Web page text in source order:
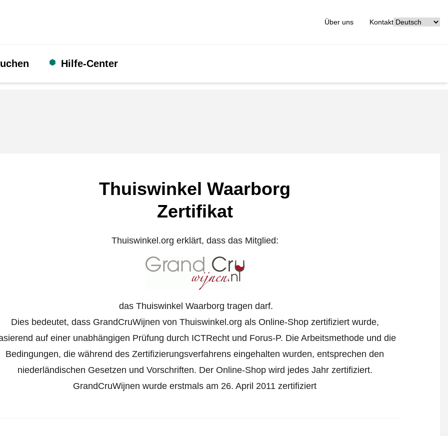
Über uns Kontakt
Hilfe-Center
Thuiswinkel Waarborg
Zertifikat
Thuiswinkel.org erklärt, dass das Mitglied:
das Thuiswinkel Waarborg tragen darf.
Dies bedeutet, dass GrandCruWijnen von Thuiswinkel.org als Online-Shop zertifiziert wurde,
auf einer unabhängigen Prüfung durch ICTRecht und Forus-P. Die Arbeitsmethode und die
Bedingungen, die während des Zertifizierungsverfahrens eingehalten wurden, entsprechen den
niederländischen Gesetzen und Vorschriften. Der Online-Shop wird jedes Jahr zertifiziert.
GrandCruWijnen wurde erstmals am 26. April 2011 zertifiziert